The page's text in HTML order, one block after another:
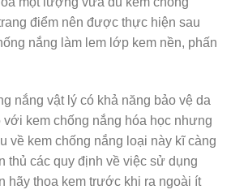
điểm nên được thực hiện sau
nắng làm lem lớp kem nền, phấn
nắng vật lý có khả năng bảo vệ da
với kem chống nắng hóa học nhưng
về kem chống nắng loại này kĩ càng
thủ các quy định về việc sử dụng
hãy thoa kem trước khi ra ngoài ít